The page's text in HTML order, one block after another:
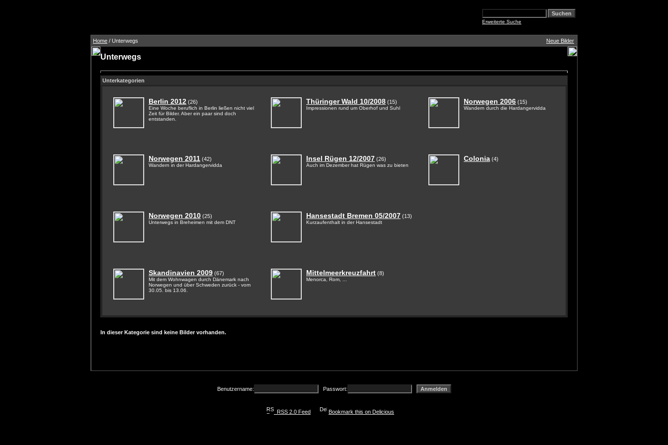
Erweiterte Suche
Home / Unterwegs Neue Bilder
Unterwegs
Unterkategorien
Berlin 2012 (26)
Eine Woche beruflich in Berlin ließen nicht viel
Zeit für Bilder. Aber ein paar sind doch
entstanden.
Norwegen 2011 (42)
Wandern in der Hardangervidda
Norwegen 2010 (25)
Unterwegs in Breheimen mit dem DNT
Skandinavien 2009 (67)
Mit dem Wohnwagen durch Dänemark nach
Norwegen und über Schweden zurück - vom
30.05. bis 13.06.
Thüringer Wald 10/2008 (15)
Impressionen rund um Oberhof und Suhl
Insel Rügen 12/2007 (26)
Auch im Dezember hat Rügen was zu bieten
Hansestadt Bremen 05/2007 (13)
Kurzaufenthalt in der Hansestadt
Mittelmeerkreuzfahrt (8)
Menorca, Rom, ...
Norwegen 2006 (15)
Wandern durch die Hardangervidda
Colonia (4)
In dieser Kategorie sind keine Bilder vorhanden.
Benutzername: Passwort:
RSS 2.0 Feed Bookmark this on Delicious